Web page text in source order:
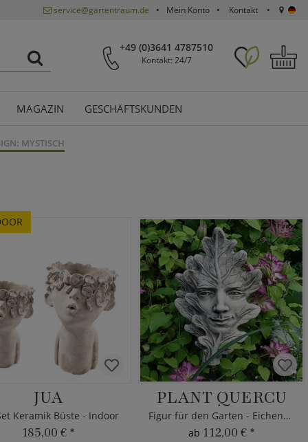
service@gartentraum.de Mein Konto Kontakt
+49 (0)3641 4787510
Kontakt: 24/7
MAGAZIN GESCHÄFTSKUNDEN
MYSTISCH
JUA
Keramik Büste - Indoor
185,00 € *
PLANT QUERCU
Figur für den Garten - Eichenblatt
ab 112,00 € *